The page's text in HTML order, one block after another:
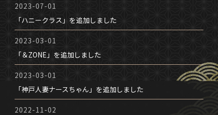
2023-07-01
「ハニークラス」を追加しました
2023-03-01
「＆ZONE」を追加しました
2023-03-01
「神戸人妻ナースちゃん」を追加しました
2022-11-02